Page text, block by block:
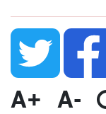
A+ A-